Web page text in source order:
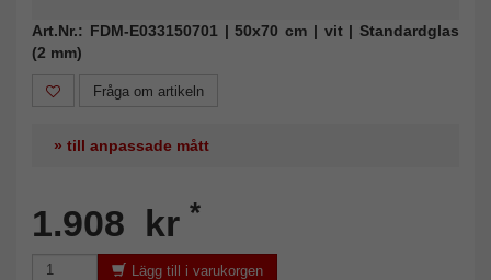
Art.Nr.: FDM-E033150701 | 50x70 cm | vit | Standardglas
(2 mm)
Fråga om artikeln
» till anpassade mått
1.908 kr *
Lägg till i varukorgen